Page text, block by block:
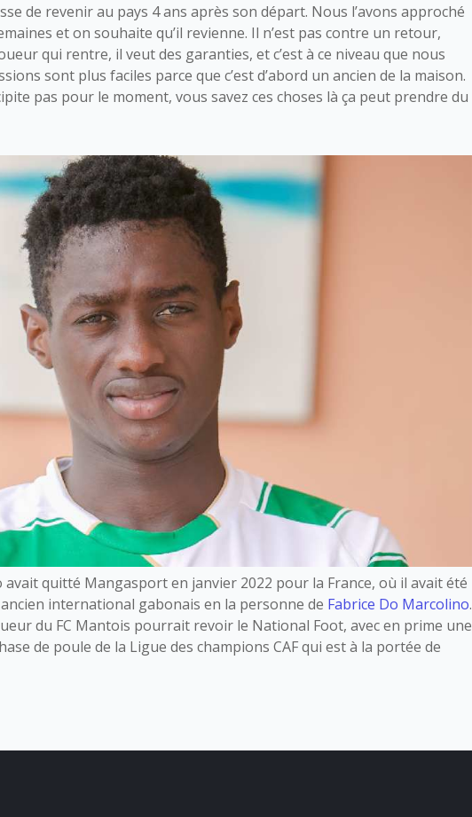
de revenir au pays 4 ans après son départ. Nous l’avons approché
et on souhaite qu’il revienne. Il n’est pas contre un retour,
qui rentre, il veut des garanties, et c’est à ce niveau que nous
sont plus faciles parce que c’est d’abord un ancien de la maison.
pas pour le moment, vous savez ces choses là ça peut prendre du
avait quitté Mangasport en janvier 2022 pour la France, où il avait été
international gabonais en la personne de Fabrice Do Marcolino.
du FC Mantois pourrait revoir le National Foot, avec en prime une
de poule de la Ligue des champions CAF qui est à la portée de